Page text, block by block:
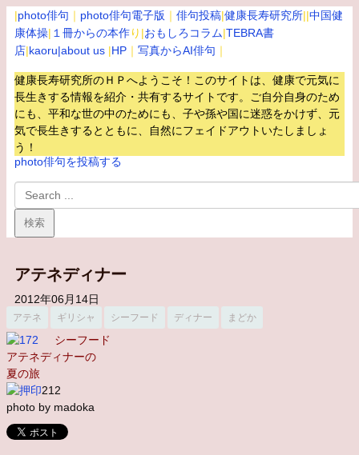
|photo俳句 ｜ photo俳句電子版 ｜ 俳句投稿|健康長寿研究所||中国健
康体操| １冊からの本作り|おもしろコラム|TEBRA書
店|kaoru|about us |HP ｜ 写真からAI俳句 ｜
健康長寿研究所のＨＰへようこそ！このサイトは、健康で元気に
長生きする情報を紹介・共有するサイトです。 ご自分自身のため
にも、平和な世の中のためにも、子や孫や国に迷惑をかけず、元
気で長生きするとともに、自然にフェイドアウトいたしましょ
う！
photo俳句を投稿する
アテネディナー
2012年06月14日
アテネ ギリシャ シーフード ディナー まどか
シーフード
アテネディナーの
夏の旅
212
photo by madoka